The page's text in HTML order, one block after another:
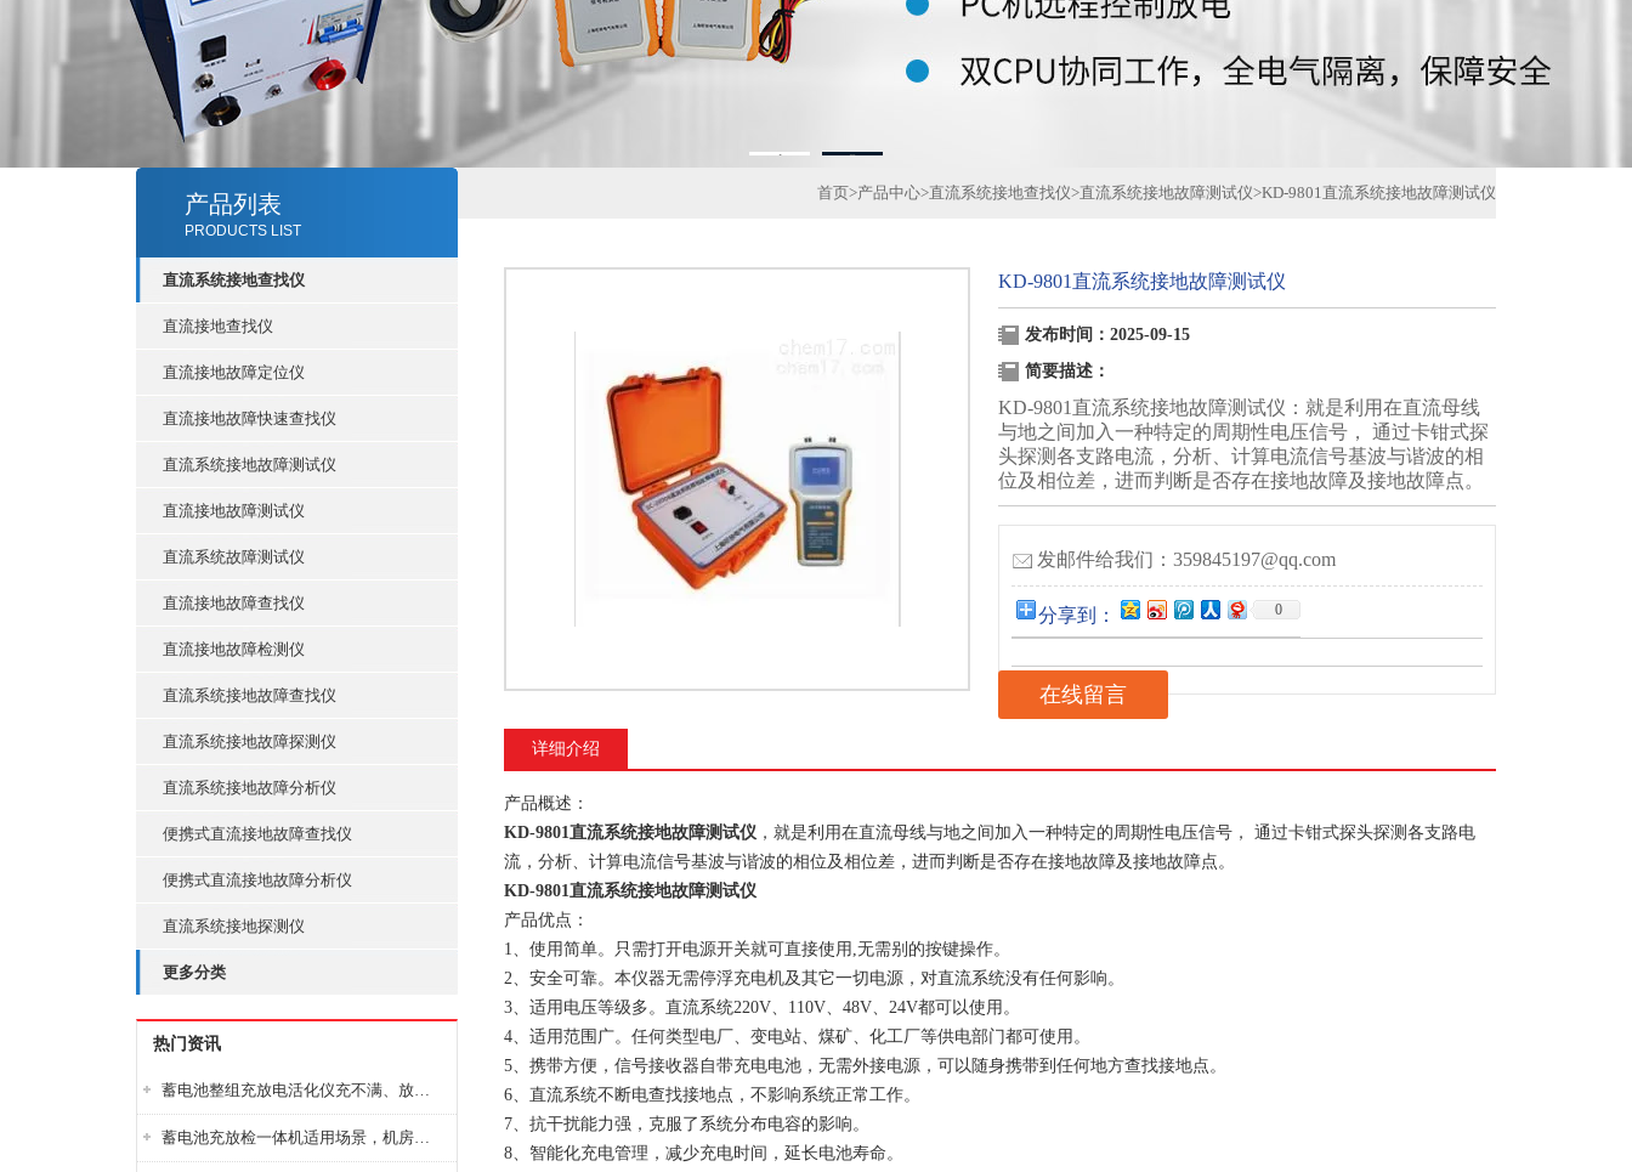
1 2
产品列表
PRODUCTS LIST
直流系统接地查找仪
直流接地查找仪
直流接地故障定位仪
直流接地故障快速查找仪
直流系统接地故障测试仪
直流接地故障测试仪
直流系统故障测试仪
直流接地故障查找仪
直流接地故障检测仪
直流系统接地故障查找仪
直流系统接地故障探测仪
直流系统接地故障分析仪
便携式直流接地故障查找仪
便携式直流接地故障分析仪
直流系统接地探测仪
更多分类
热门资讯
蓄电池整组充放电活化仪充不满、放不完怎么办？
蓄电池充放检一体机适用场景，机房基站变电站铅酸蓄电池维护检测应用
首页>产品中心>直流系统接地查找仪>直流系统接地故障测试仪>KD-9801直流系统接地故障测试仪
KD-9801直流系统接地故障测试仪
发布时间：2025-09-15
简要描述：
KD-9801直流系统接地故障测试仪：就是利用在直流母线
与地之间加入一种特定的周期性电压信号， 通过卡钳式探
头探测各支路电流，分析、计算电流信号基波与谐波的相
位及相位差，进而判断是否存在接地故障及接地故障点。
发邮件给我们：359845197@qq.com
分享到： 0
在线留言
详细介绍
产品概述：
KD-9801直流系统接地故障测试仪 ，就是利用在直流母线与地之间加入一种特定的周期性电压信号， 通过卡钳式探头探测各支路电
流，分析、计算电流信号基波与谐波的相位及相位差，进而判断是否存在接地故障及接地故障点。
KD-9801直流系统接地故障测试仪
产品优点：
1、使用简单。只需打开电源开关就可直接使用,无需别的按键操作。
2、安全可靠。本仪器无需停浮充电机及其它一切电源，对直流系统没有任何影响。
3、适用电压等级多。直流系统220V、110V、48V、24V都可以使用。
4、适用范围广。任何类型电厂、变电站、煤矿、化工厂等供电部门都可使用。
5、携带方便，信号接收器自带充电电池，无需外接电源，可以随身携带到任何地方查找接地点。
6、直流系统不断电查找接地点，不影响系统正常工作。
7、抗干扰能力强，克服了系统分布电容的影响。
8、智能化充电管理，减少充电时间，延长电池寿命。